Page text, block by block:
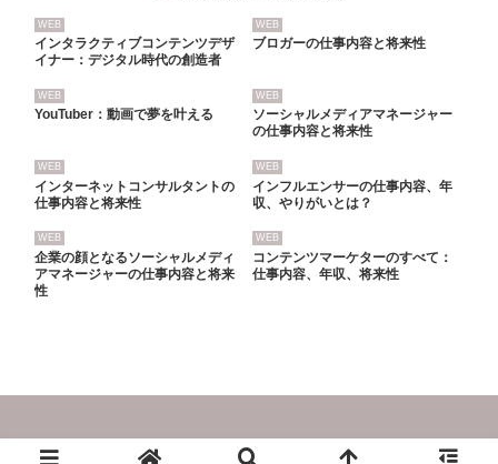
WEB
インタラクティブコンテンツデザ
イナー：デジタル時代の創造者
WEB
ブロガーの仕事内容と将来性
WEB
YouTuber：動画で夢を叶える
WEB
ソーシャルメディアマネージャー
の仕事内容と将来性
WEB
インターネットコンサルタントの
仕事内容と将来性
WEB
インフルエンサーの仕事内容、年
収、やりがいとは？
WEB
企業の顔となるソーシャルメディ
アマネージャーの仕事内容と将来
性
WEB
コンテンツマーケターのすべて：
仕事内容、年収、将来性